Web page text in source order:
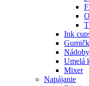
Ink
Nádoby
Umelá
Mixer
Napájanie